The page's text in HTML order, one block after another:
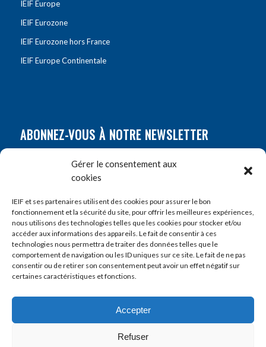
Gérer le consentement aux
cookies
IEIF et ses partenaires utilisent des cookies pour assurer le bon
fonctionnement et la sécurité du site, pour offrir les meilleures expériences,
nous utilisons des technologies telles que les cookies pour stocker et/ou
accéder aux informations des appareils. Le fait de consentir à ces
technologies nous permettra de traiter des données telles que le
comportement de navigation ou les ID uniques sur ce site. Le fait de ne pas
consentir ou de retirer son consentement peut avoir un effet négatif sur
certaines caractéristiques et fonctions.
Accepter
Refuser
IEIF Europe
IEIF Eurozone
IEIF Eurozone hors France
IEIF Europe Continentale
ABONNEZ-VOUS À NOTRE NEWSLETTER
Prénom*
E-mail*